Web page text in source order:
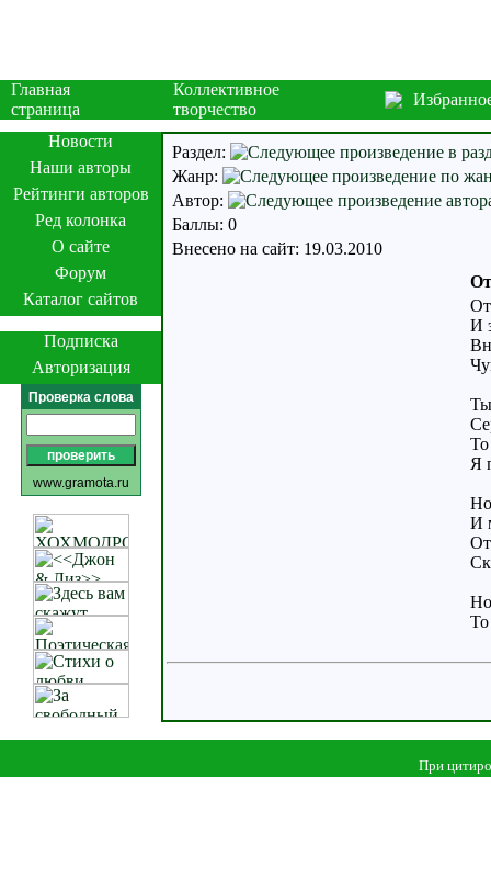
Главная
страница
Коллективное
творчество
Новости
Наши авторы
Рейтинги авторов
Ред колонка
О сайте
Форум
Каталог сайтов
Подписка
Авторизация
Проверка слова
www.gramota.ru
Раздел:
Жанр:
Автор:
Баллы: 0
Внесено на сайт: 19.03.2010
И
Я
Но
И
От
Но
При